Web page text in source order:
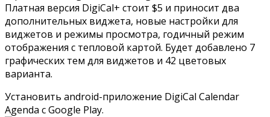
Платная версия DigiCal+ стоит $5 и приносит два
дополнительных виджета, новые настройки для
виджетов и режимы просмотра, годичный режим
отображения с тепловой картой. Будет добавлено 7
графических тем для виджетов и 42 цветовых
варианта.
Установить android-приложение DigiCal Calendar
Agenda сGoogle Play.